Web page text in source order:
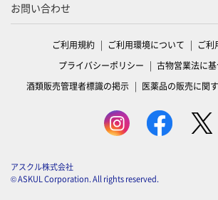
お問い合わせ
ご利用規約 ご利用環境について
ご利
プライバシーポリシー
古物営業法に
酒類販売管理者標識の掲示
医薬品の販売に関
アスクル株式会社
© ASKUL Corporation. All rights reserved.